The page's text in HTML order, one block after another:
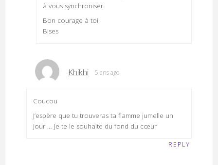
à vous synchroniser.
Bon courage à toi
Bises
Khikhi 5 ans ago
Coucou
J’espère que tu trouveras ta flamme jumelle un
jour … Je te le souhaite du fond du cœur
REPLY